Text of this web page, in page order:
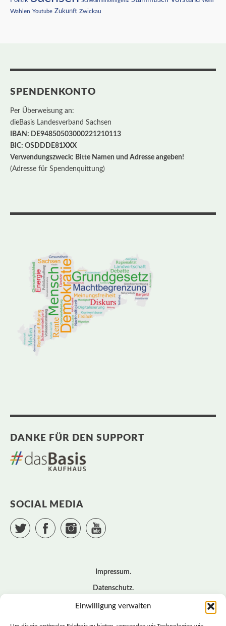
Einwilligung verwalten
Wahlen Youtube Zukunft Zwickau
SPENDENKONTO
Per Überweisung an:
dieBasis Landesverband Sachsen
IBAN: DE94850503000221210113
BIC: OSDDDE81XXX
Verwendungszweck: Bitte Namen und Adresse angeben!
(Adresse für Spendenquittung)
DANKE FÜR DEN SUPPORT
SOCIAL MEDIA
Twitter Facebook Instagram
Impressum
Datenschutz
Cookie – Richtlinie (EU)